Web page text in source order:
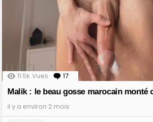
11.5k Vues 17
Comments
Malik : le beau gosse marocain monté
il y a environ 2 mois